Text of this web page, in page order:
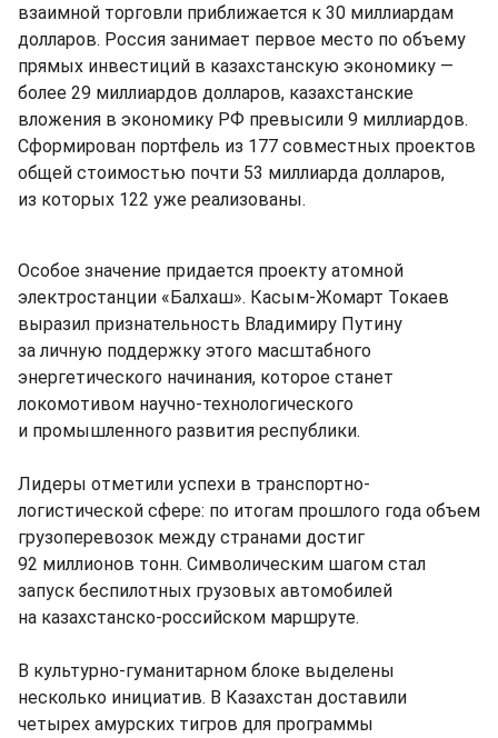
взаимной торговли приближается к 30 миллиардам
долларов. Россия занимает первое место по объему
прямых инвестиций в казахстанскую экономику —
более 29 миллиардов долларов, казахстанские
вложения в экономику РФ превысили 9 миллиардов.
Сформирован портфель из 177 совместных проектов
общей стоимостью почти 53 миллиарда долларов,
из которых 122 уже реализованы.
Особое значение придается проекту атомной
электростанции «Балхаш». Касым-Жомарт Токаев
выразил признательность Владимиру Путину
за личную поддержку этого масштабного
энергетического начинания, которое станет
локомотивом научно-технологического
и промышленного развития республики.
Лидеры отметили успехи в транспортно-
логистической сфере: по итогам прошлого года объем
грузоперевозок между странами достиг
92 миллионов тонн. Символическим шагом стал
запуск беспилотных грузовых автомобилей
на казахстанско-российском маршруте.
В культурно-гуманитарном блоке выделены
несколько инициатив. В Казахстан доставили
четырех амурских тигров для программы